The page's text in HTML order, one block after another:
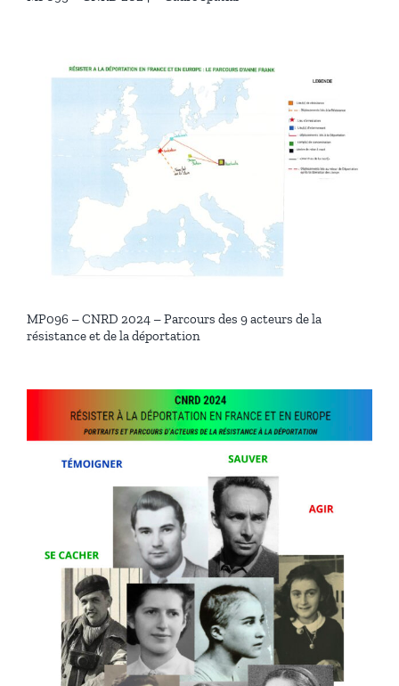
MP096 – CNRD 2024 – Parcours des 9 acteurs de la
résistance et de la déportation